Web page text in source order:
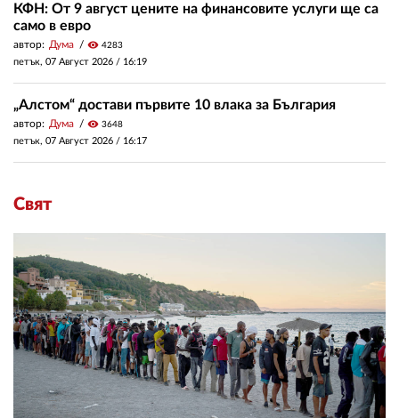
КФН: От 9 август цените на финансовите услуги ще са
само в евро
автор: Дума visibility 4283
петък, 07 Август 2026 / 16:19
„Алстом“ достави първите 10 влака за България
автор: Дума visibility 3648
петък, 07 Август 2026 / 16:17
Свят